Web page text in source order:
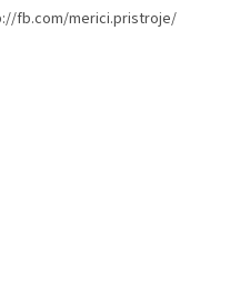
fb.com/merici.pristroje/